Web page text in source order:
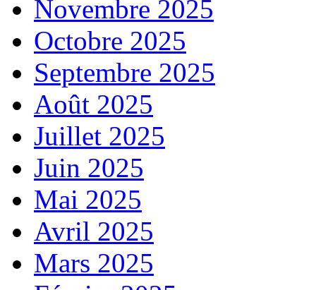
Novembre 2025
Octobre 2025
Septembre 2025
Août 2025
Juillet 2025
Juin 2025
Mai 2025
Avril 2025
Mars 2025